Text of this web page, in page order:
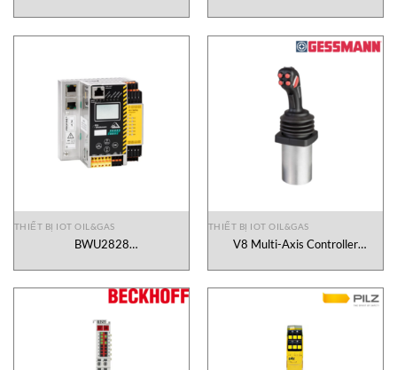
Vietnam
THIẾT BỊ IOT OIL&GAS
BWU2828
THIẾT BỊ IOT OIL&GAS
V8 Multi-Axis Controller